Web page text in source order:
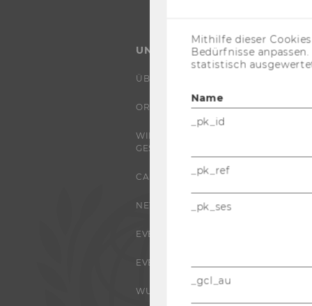
UNIVERSITÄT
ÜBER DIE WU
ORGANISATION
WIRTSCHAFT UND
GESELLSCHAFT
CAMPUS
NEWS
EVENTS ARCHIV
EVENTS
WU FOUNDATION
Mithilfe dieser
Bedürfnisse
statistisch
Name
_pk_id
_pk_ref
_pk_ses
_gcl_au